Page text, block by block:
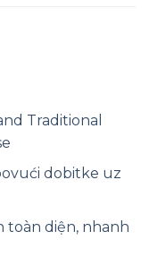
Traditional
dobitke uz
toàn diện, nhanh